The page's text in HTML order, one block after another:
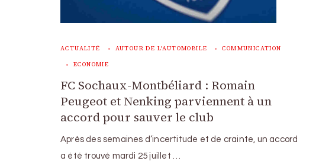
ACTUALITÉ AUTOUR DE L'AUTOMOBILE COMMUNICATION
ECONOMIE
FC Sochaux-Montbéliard : Romain
Peugeot et Nenking parviennent à un
accord pour sauver le club
Après des semaines d’incertitude et de crainte, un accord
a été trouvé mardi 25 juillet …